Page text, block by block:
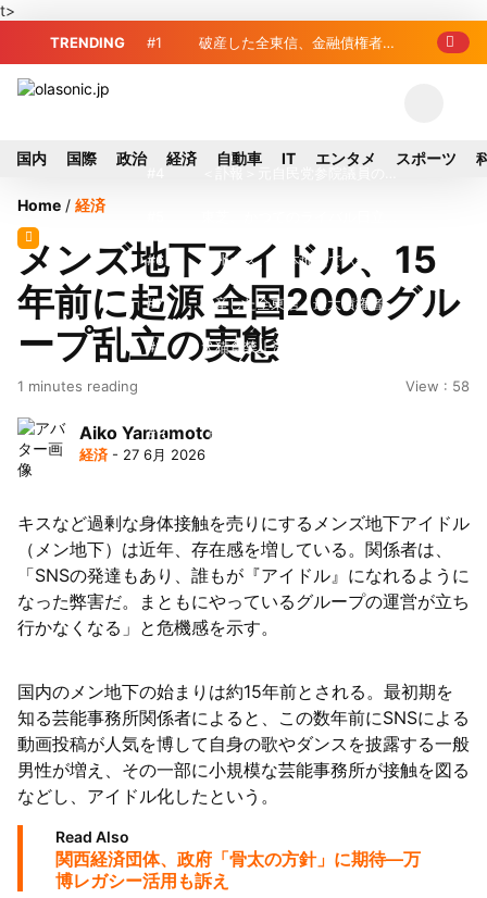
t>
TRENDING #1 破産した全東信、金融債権者リ
の真紀子氏
元社長が取締役に就任—再上場に向け視
界良好
#6 九州ガス、熊本地震で八代地区
のガス供給停止 「2次災害防止」を理
由に
#7 破産した全東信、最大債権者は
近畿産業信組の219億円 地銀やノンバ
#8 犬猫食禁止法案、維新が各党と
「人感センサー搭載ファン付LEDミニラ
#10 破産したカード決済代行大手
63者の負債総額は1151億円
国内 国際 政治 経済 自動車 IT エンタメ スポーツ
Home / 経済
メンズ地下アイドル、15
年前に起源 全国2000グル
ープ乱立の実態
1 minutes reading View : 58
Aiko Yamamoto
経済 - 27 6月 2026
キスなど過剰な身体接触を売りにするメンズ地下アイドル
（メン地下）は近年、存在感を増している。関係者は、
「SNSの発達もあり、誰もが『アイドル』になれるように
なった弊害だ。まともにやっているグループの運営が立ち
行かなくなる」と危機感を示す。
国内のメン地下の始まりは約15年前とされる。最初期を
知る芸能事務所関係者によると、この数年前にSNSによる
動画投稿が人気を博して自身の歌やダンスを披露する一般
男性が増え、その一部に小規模な芸能事務所が接触を図る
などし、アイドル化したという。
Read Also
関西経済団体、政府「骨太の方針」に期待—万
博レガシー活用も訴え